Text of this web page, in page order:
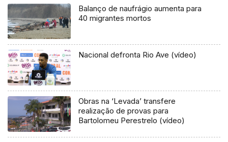
Balanço de naufrágio aumenta para
40 migrantes mortos
Nacional defronta Rio Ave (vídeo)
Obras na ‘Levada’ transfere
realização de provas para
Bartolomeu Perestrelo (vídeo)